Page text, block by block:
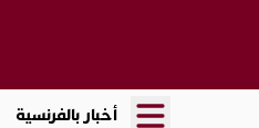
أخبار بالفرنسية